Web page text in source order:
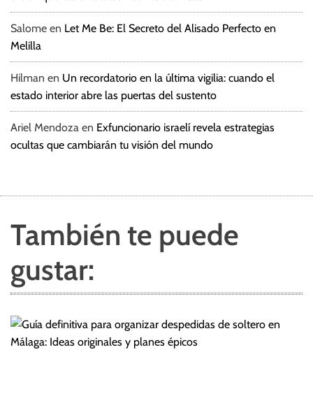
Salome en Let Me Be: El Secreto del Alisado Perfecto en
Melilla
Hilman en Un recordatorio en la última vigilia: cuando el
estado interior abre las puertas del sustento
Ariel Mendoza en Exfuncionario israelí revela estrategias
ocultas que cambiarán tu visión del mundo
También te puede
gustar: